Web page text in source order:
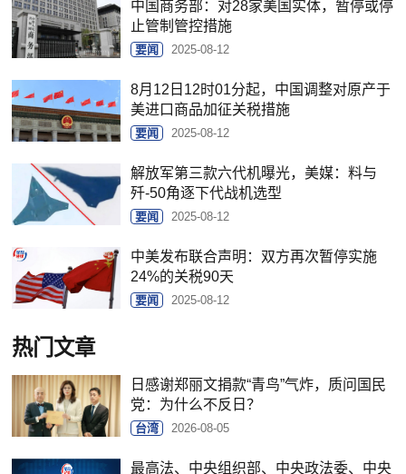
中国商务部：对28家美国实体，暂停或停
止管制管控措施
要闻 2025-08-12
8月12日12时01分起，中国调整对原产于
美进口商品加征关税措施
要闻 2025-08-12
解放军第三款六代机曝光，美媒：料与
歼-50角逐下代战机选型
要闻 2025-08-12
中美发布联合声明：双方再次暂停实施
24%的关税90天
要闻 2025-08-12
热门文章
日感谢郑丽文捐款“青鸟”气炸，质问国民
党：为什么不反日？
台湾 2026-08-05
最高法、中央组织部、中央政法委、中央